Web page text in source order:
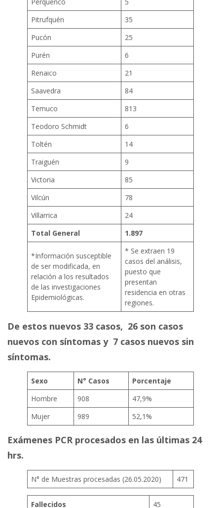
Pitrufquén
35
Pucón
25
Purén
6
Renaico
21
Saavedra
84
Temuco
813
Teodoro Schmidt
6
Toltén
14
Traiguén
9
Victoria
85
Vilcún
78
Villarrica
24
Total General
1.897
*Información susceptible
de ser modificada, en
relación a los resultados
de las investigaciones
Epidemiológicas.
* Se extraen 19
casos del análisis,
puesto que
presentan
residencia en otras
regiones.
De estos nuevos 33 casos, 26 son casos
nuevos con síntomas y 7 casos nuevos sin
síntomas.
Sexo N° Casos
Porcentaje
Hombre
908
47,9%
Mujer
989 52,1%
Exámenes PCR procesados en las últimas 24
hrs.
N° de Muestras procesadas (26.05.2020) 471
Fallecidos 45